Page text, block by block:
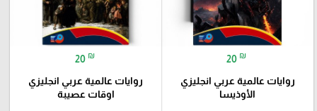
20 ₪
روايات عالمية عربي انجليزي
الأوذيسا
20 ₪
روايات عالمية عربي انجليزي
اوقات عصيبة